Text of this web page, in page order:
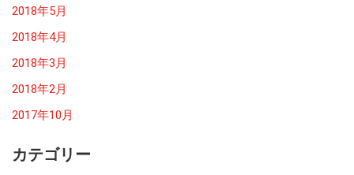
2018年5月
2018年4月
2018年3月
2018年2月
2017年10月
カテゴリー